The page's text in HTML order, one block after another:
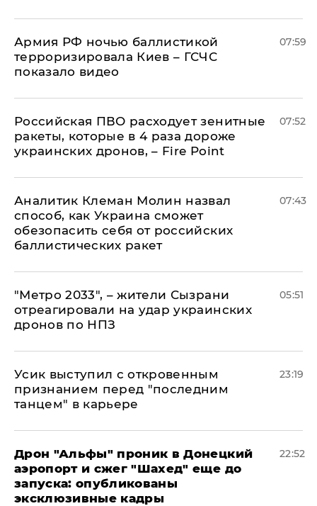
Армия РФ ночью баллистикой
терроризировала Киев – ГСЧС
показало видео
07:59
Российская ПВО расходует зенитные
ракеты, которые в 4 раза дороже
украинских дронов, – Fire Point
07:52
Аналитик Клеман Молин назвал
способ, как Украина сможет
обезопасить себя от российских
баллистических ракет
07:43
"Метро 2033", – жители Сызрани
отреагировали на удар украинских
дронов по НПЗ
05:51
Усик выступил с откровенным
признанием перед "последним
танцем" в карьере
23:19
Дрон "Альфы" проник в Донецкий
аэропорт и сжег "Шахед" еще до
запуска: опубликованы
эксклюзивные кадры
22:52